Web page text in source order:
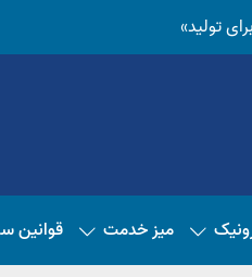
تولید»
میز خدمت قوانین